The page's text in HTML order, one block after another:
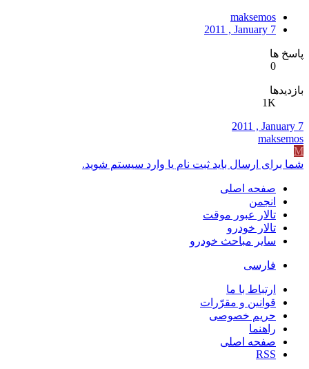
maksemos
2011 , January 7
پاسخ ها
0
بازدیدها
1K
2011 , January 7
maksemos
M
شما برای ارسال باید ثبت نام یا وارد سیستم شوید.
صفحه اصلی
انجمن
تالار عبور موقت
تالار خودرو
سایر مباحث خودرو
فارسی
ارتباط با ما
قوانین و مقرّرات
حریم خصوصی
راهنما
صفحه اصلی
RSS